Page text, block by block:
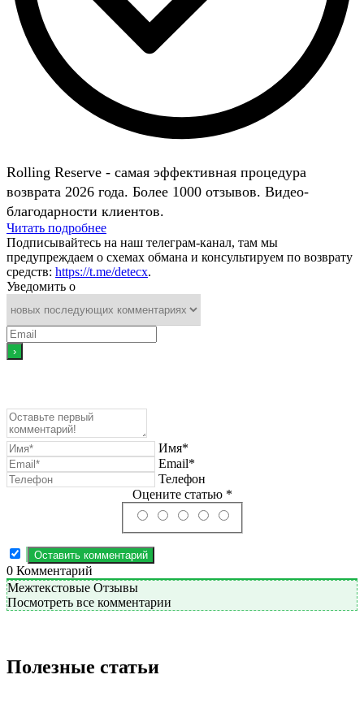
Rolling Reserve - самая эффективная процедура
возврата 2026 года. Более 1000 отзывов. Видео-
благодарности клиентов.
Читать подробнее
Подписывайтесь на наш телеграм-канал, там мы
предупреждаем о схемах обмана и консультируем по возврату
средств: https://t.me/detecx.
Уведомить о
Имя*
Email*
Телефон
Оцените статью *
0 Комментарий
Межтекстовые Отзывы
Посмотреть все комментарии
Полезные статьи